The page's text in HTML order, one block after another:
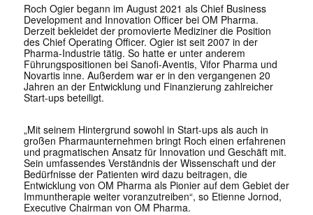
Roch Ogier begann im August 2021 als Chief Business
Development and Innovation Officer bei OM Pharma.
Derzeit bekleidet der promovierte Mediziner die Position
des Chief Operating Officer. Ogier ist seit 2007 in der
Pharma-Industrie tätig. So hatte er unter anderem
Führungspositionen bei Sanofi-Aventis, Vifor Pharma und
Novartis inne. Außerdem war er in den vergangenen 20
Jahren an der Entwicklung und Finanzierung zahlreicher
Start-ups beteiligt.
„Mit seinem Hintergrund sowohl in Start-ups als auch in
großen Pharmaunternehmen bringt Roch einen erfahrenen
und pragmatischen Ansatz für Innovation und Geschäft mit.
Sein umfassendes Verständnis der Wissenschaft und der
Bedürfnisse der Patienten wird dazu beitragen, die
Entwicklung von OM Pharma als Pionier auf dem Gebiet der
Immuntherapie weiter voranzutreiben“, so Etienne Jornod,
Executive Chairman von OM Pharma.